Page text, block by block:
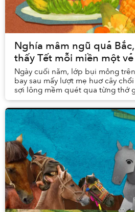
Nghía mâm ngũ quả
thấy Tết mỗi miền một vẻ
Ngày cuối năm, lớp bụi mỏng
bay sau mấy lượt mẹ huơ cây
sợi lông mềm quét qua từng thớ
hương, khe kẽ bát nhang, nhẹ